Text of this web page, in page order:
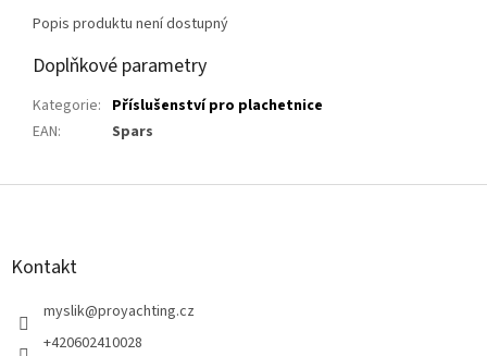
Popis produktu není dostupný
Doplňkové parametry
Kategorie: Příslušenství pro plachetnice
EAN: Spars
Z
Kontakt
myslik@proyachting.cz
+420602410028